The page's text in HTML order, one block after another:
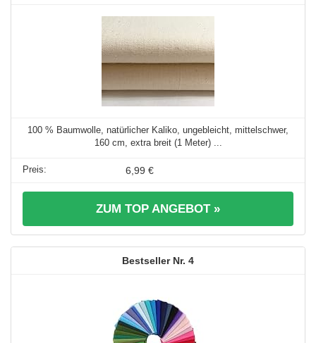
100 % Baumwolle, natürlicher Kaliko, ungebleicht, mittelschwer,
160 cm, extra breit (1 Meter) ...
6,99 €
ZUM TOP ANGEBOT »
4